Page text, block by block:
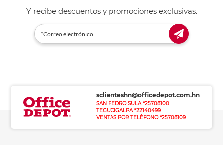
Y recibe descuentos y promociones exclusivas.
sclienteshn@officedepot.com.hn
SAN PEDRO SULA *25708100
TEGUCIGALPA *22140499
VENTAS POR TELÉFONO *25708109